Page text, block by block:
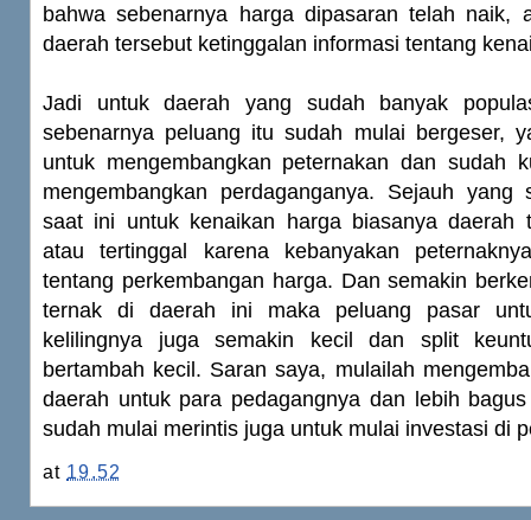
bahwa sebenarnya harga dipasaran telah naik,
daerah tersebut ketinggalan informasi tentang
Jadi untuk daerah yang sudah banyak
sebenarnya peluang itu sudah mulai bergeser,
untuk mengembangkan peternakan dan sudah
mengembangkan perdaganganya. Sejauh yang
saat ini untuk kenaikan harga biasanya daerah
atau tertinggal karena kebanyakan
tentang perkembangan harga. Dan semakin
ternak di daerah ini maka peluang pasar
kelilingnya juga semakin kecil dan split
bertambah kecil. Saran saya, mulailah
daerah untuk para pedagangnya dan lebih
sudah mulai merintis juga untuk mulai investasi di
at 19.52